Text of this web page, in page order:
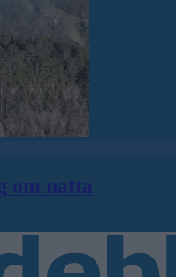
om natta